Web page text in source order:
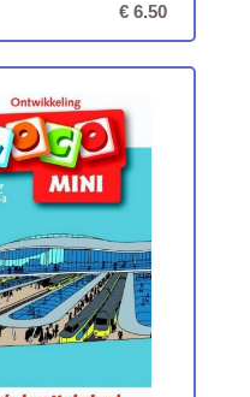
€ 6.50